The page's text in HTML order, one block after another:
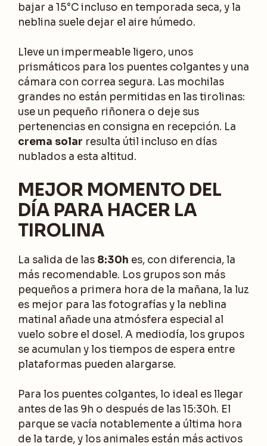
bajar a 15°C incluso en temporada seca, y la
neblina suele dejar el aire húmedo.
Lleve un impermeable ligero, unos
prismáticos para los puentes colgantes y una
cámara con correa segura. Las mochilas
grandes no están permitidas en las tirolinas:
use un pequeño riñonera o deje sus
pertenencias en consigna en recepción. La
crema solar resulta útil incluso en días
nublados a esta altitud.
MEJOR MOMENTO DEL
DÍA PARA HACER LA
TIROLINA
La salida de las 8:30h es, con diferencia, la
más recomendable. Los grupos son más
pequeños a primera hora de la mañana, la luz
es mejor para las fotografías y la neblina
matinal añade una atmósfera especial al
vuelo sobre el dosel. A mediodía, los grupos
se acumulan y los tiempos de espera entre
plataformas pueden alargarse.
Para los puentes colgantes, lo ideal es llegar
antes de las 9h o después de las 15:30h. El
parque se vacía notablemente a última hora
de la tarde, y los animales están más activos